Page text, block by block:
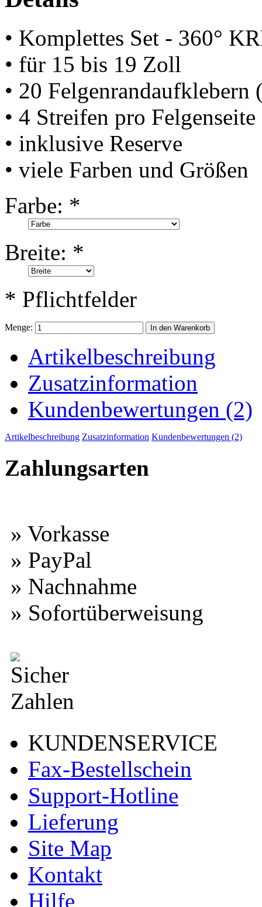
• Komplettes Set - 360°
• für 15 bis 19 Zoll
• 20 Felgenrandaufklebern
• 4 Streifen pro Felgenseite
• inklusive Reserve
• viele Farben und Größen
Farbe: *
Breite: *
* Pflichtfelder
Menge: In den Warenkorb
Artikelbeschreibung
Zusatzinformation
Kundenbewertungen (2)
Artikelbeschreibung Zusatzinformation Kundenbewertungen (2)
Zahlungsarten
» Vorkasse
» PayPal
» Nachnahme
» Sofortüberweisung
KUNDENSERVICE
Fax-Bestellschein
Support-Hotline
Lieferung
Site Map
Kontakt
Hilfe